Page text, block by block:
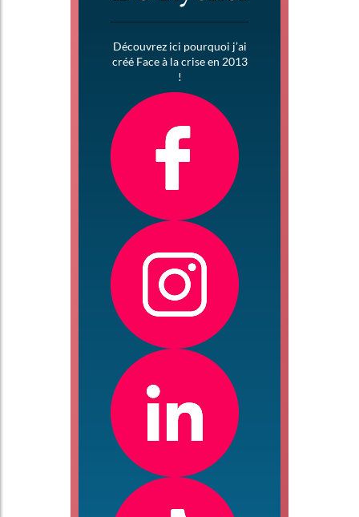
Découvrez ici pourquoi j’ai
créé Face à la crise en 2013
!